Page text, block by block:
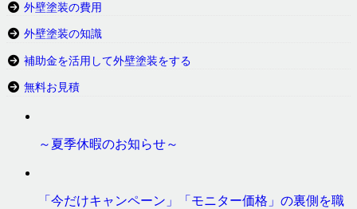
外壁塗装の費用
外壁塗装の知識
補助金を活用して外壁塗装をする
無料お見積
～夏季休暇のお知らせ～
「今だけキャンペーン」「モニター価格」の裏側を職